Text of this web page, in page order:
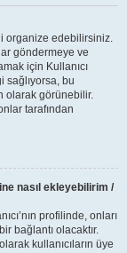
organize edebilirsiniz.
göndermeye ve
için Kullanıcı
sağlıyorsa, bu
olarak görünebilir.
tarafından
nasıl ekleyebilirim /
profilinde, onları
bağlantı olacaktır.
kullanıcıların üye